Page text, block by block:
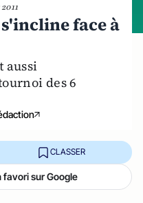
face à
aussi
des 6
CLASSER
sur Google